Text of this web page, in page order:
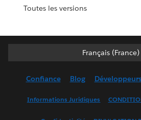
Toutes les versions
Français (France)
Français (France)
English (UK)
Confiance Blog Développeurs
Informations Juridiques